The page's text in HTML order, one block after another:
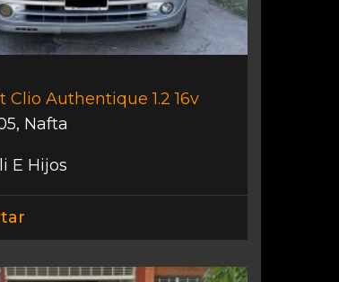
Clio Authentique 1.2 16v
, Nafta
E Hijos